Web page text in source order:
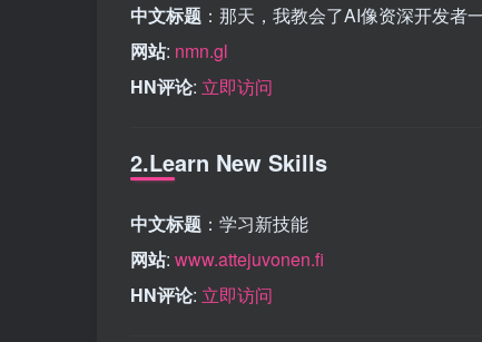
中文标题 ：那天，我教会了AI像资深开发者
网站: nmn.gl
HN评论: 立即访问
2.Learn New Skills
中文标题 ：学习新技能
网站: www.attejuvonen.fi
HN评论: 立即访问